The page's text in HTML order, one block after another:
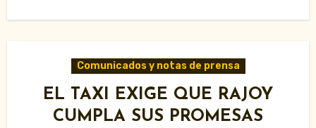
Comunicados y notas de prensa
EL TAXI EXIGE QUE RAJOY
CUMPLA SUS PROMESAS